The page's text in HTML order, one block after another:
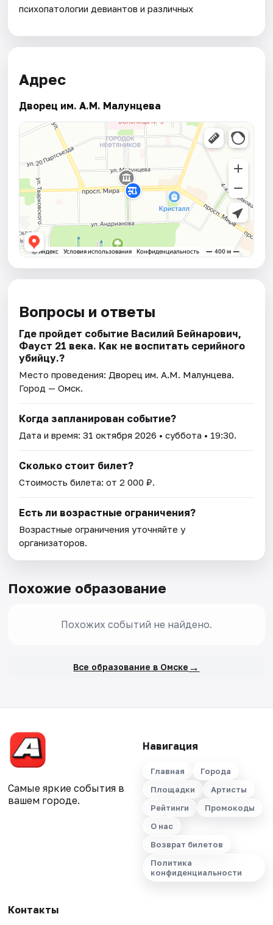
психопатологии девиантов и различных
Адрес
Дворец им. А.М. Малунцева
Вопросы и ответы
Где пройдет событие Василий Бейнарович,
Фауст 21 века. Как не воспитать серийного
убийцу.?
Место проведения: Дворец им. А.М. Малунцева.
Город — Омск.
Когда запланирован событие?
Дата и время:31 октября 2026 • суббота • 19:30.
Сколько стоит билет?
Стоимость билета: от 2 000 ₽.
Есть ли возрастные ограничения?
Возрастные ограничения уточняйте у
организаторов.
Похожие образование
Похожих событий не найдено.
Все образование в Омске →
Самые яркие события в
вашем городе.
Навигация
Главная
Города
Площадки
Артисты
Рейтинги
Промокоды
О нас
Возврат билетов
Политика
конфиденциальности
Контакты